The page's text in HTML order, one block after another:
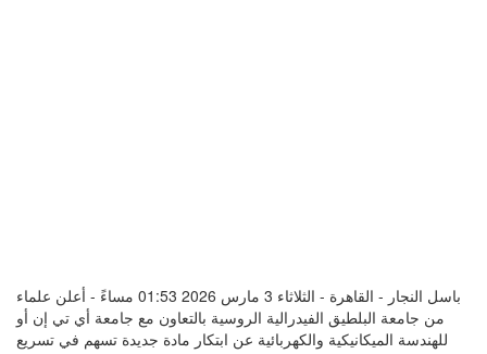
باسل النجار - القاهرة - الثلاثاء 3 مارس 2026 01:53 مساءً - أعلن علماء
من جامعة البلطيق الفيدرالية الروسية بالتعاون مع جامعة أي تي إن أو
للهندسة الميكانيكية والكهربائية عن ابتكار مادة جديدة تسهم في تسريع